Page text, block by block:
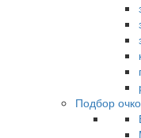
Подбор